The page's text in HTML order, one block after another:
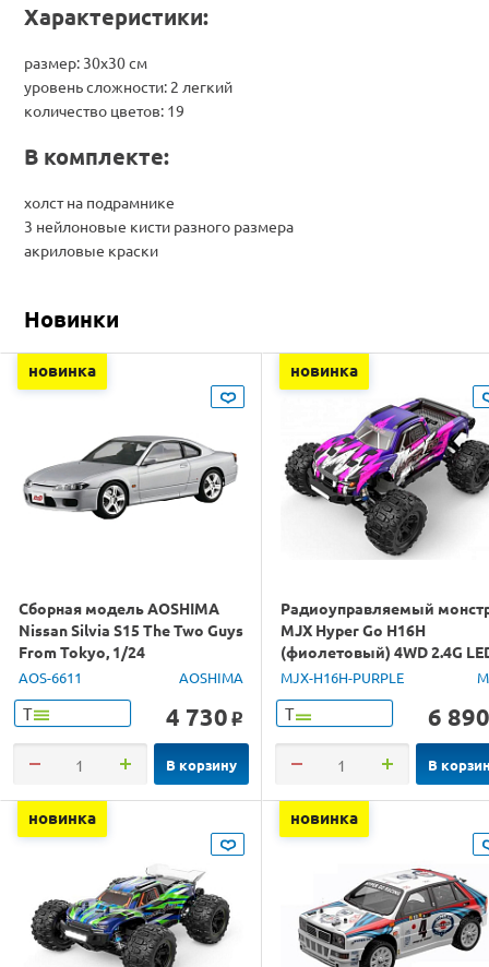
Характеристики:
размер: 30х30 см
уровень сложности: 2 легкий
количество цветов: 19
В комплекте:
холст на подрамнике
3 нейлоновые кисти разного размера
акриловые краски
Новинки
новинка
Сборная модель AOSHIMA
Nissan Silvia S15 The Two Guys
From Tokyo, 1/24
AOS-6611 AOSHIMA
Т 4 730 o
В корзину
новинка
Радиоуправляемый
MJX Hyper Go H16H
(фиолетовый) 4WD 2.4G
GPS 1/16 RTR
MJX-H16H-PURPLE
Т 6 890
В
новинка новинка